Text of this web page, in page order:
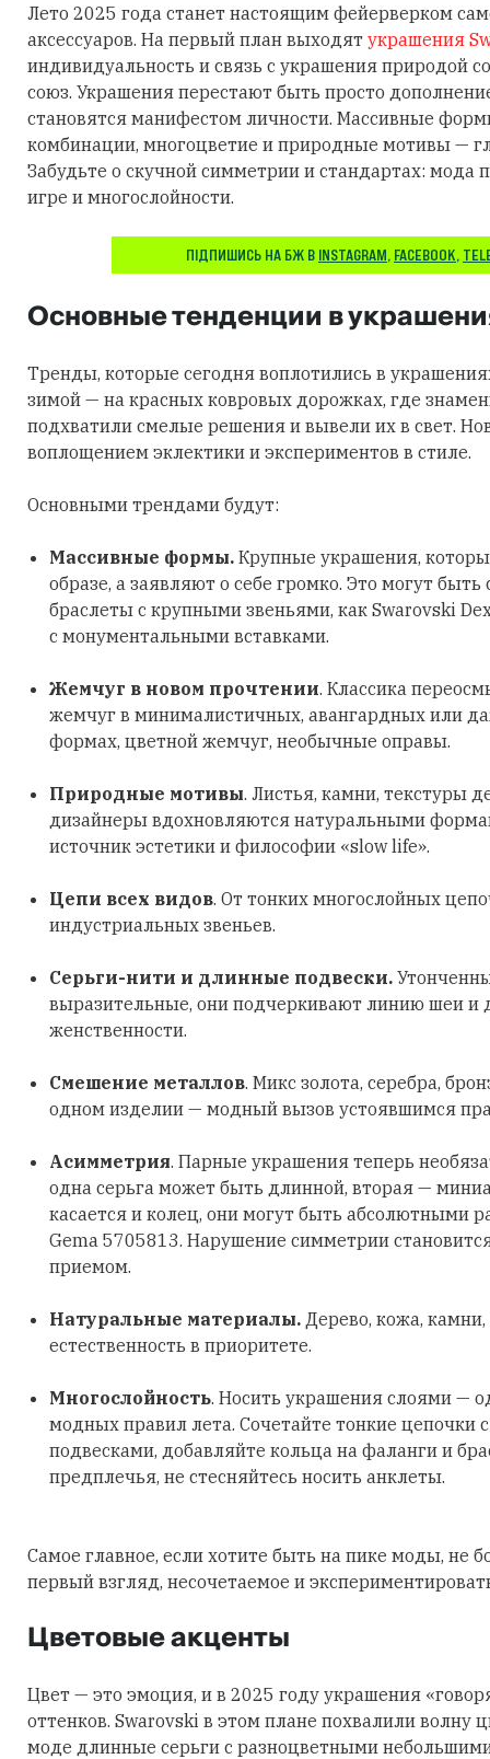
Лето 2025 года станет настоящим фейерверком
аксессуаров. На первый план выходят украшения
индивидуальность и связь с украшения природой
союз. Украшения перестают быть просто
становятся манифестом личности. Массивные
комбинации, многоцветие и природные мотивы —
Забудьте о скучной симметрии и стандартах: мода
игре и многослойности.
ПІДПИШИСЬ НА БЖ В INSTAGRAM, FACEBOOK,
Основные тенденции в
Тренды, которые сегодня воплотились в
зимой — на красных ковровых дорожках, где
подхватили смелые решения и вывели их в свет.
воплощением эклектики и экспериментов в стиле.
Основными трендами будут:
Массивные формы. Крупные украшения,
образе, а заявляют о себе громко. Это могут быть
браслеты с крупными звеньями, как Swarovski
с монументальными вставками.
Жемчуг в новом прочтении. Классика
жемчуг в минималистичных, авангардных или
формах, цветной жемчуг, необычные оправы.
Природные мотивы. Листья, камни, текстуры
дизайнеры вдохновляются натуральными
источник эстетики и философии «slow life».
Цепи всех видов. От тонких многослойных
индустриальных звеньев.
Серьги-нити и длинные подвески.
выразительные, они подчеркивают линию шеи и
женственности.
Смешение металлов. Микс золота, серебра,
одном изделии — модный вызов устоявшимся
Асимметрия. Парные украшения теперь
одна серьга может быть длинной, вторая —
касается и колец, они могут быть абсолютными
Gema 5705813. Нарушение симметрии
приемом.
Натуральные материалы. Дерево, кожа,
естественность в приоритете.
Многослойность. Носить украшения слоями —
модных правил лета. Сочетайте тонкие цепочки
подвесками, добавляйте кольца на фаланги и
предплечья, не стесняйтесь носить анклеты.
Самое главное, если хотите быть на пике моды, не
первый взгляд, несочетаемое и
Цветовые акценты
Цвет — это эмоция, и в 2025 году украшения
оттенков. Swarovski в этом плане похвалили волну
моде длинные серьги с разноцветными